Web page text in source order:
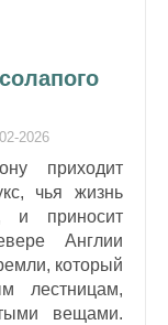
2026
приходит
чья жизнь
и приносит
Англии
который
лестницам,
вещами.